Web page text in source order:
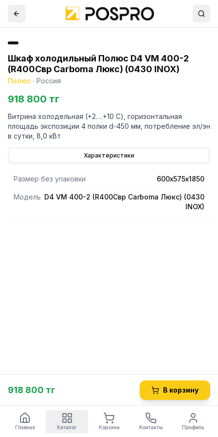
Шкаф холодильный Полюс D4 VM 400-2
(R400Cвр Сarboma Люкс) (0430 INOX)
Полюс · Россия
918 800 тг
Витрина холодельная (+2….+10 С), горизонтальная
площадь экспозиции 4 полки d-450 мм, потребление эл/эн
в сутки, 8,0 кВт
Характеристики
Размер без упаковки 600х575х1850
Модель D4 VM 400-2 (R400Cвр Сarboma Люкс) (0430
INOX)
918 800 тг В корзину
Главная Каталог Корзина Контакты Профиль